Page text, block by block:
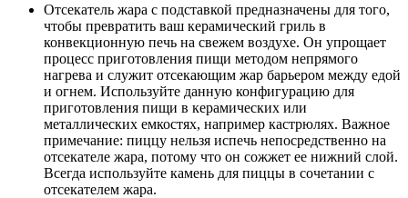
Отсекатель жара с подставкой предназначены для того,
чтобы превратить ваш керамический гриль в
конвекционную печь на свежем воздухе. Он упрощает
процесс приготовления пищи методом непрямого
нагрева и служит отсекающим жар барьером между едой
и огнем. Используйте данную конфигурацию для
приготовления пищи в керамических или
металлических емкостях, например кастрюлях. Важное
примечание: пиццу нельзя испечь непосредственно на
отсекателе жара, потому что он сожжет ее нижний слой.
Всегда используйте камень для пиццы в сочетании с
отсекателем жара.